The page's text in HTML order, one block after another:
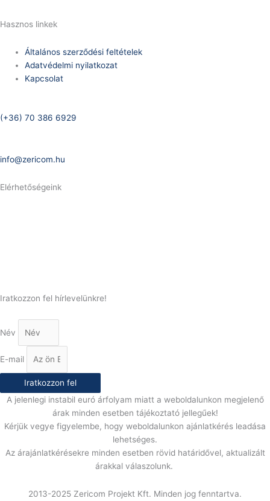
Hasznos linkek
Általános szerződési feltételek
Adatvédelmi nyilatkozat
Kapcsolat
(+36) 70 386 6929
info@zericom.hu
Elérhetőségeink
Iratkozzon fel hírlevelünkre!
Név
E-mail
Iratkozzon fel
A jelenlegi instabil euró árfolyam miatt a weboldalunkon megjelenő
árak minden esetben tájékoztató jellegűek!
Kérjük vegye figyelembe, hogy weboldalunkon ajánlatkérés leadása
lehetséges.
Az árajánlatkérésekre minden esetben rövid határidővel, aktualizált
árakkal válaszolunk.
2013-2025 Zericom Projekt Kft. Minden jog fenntartva.